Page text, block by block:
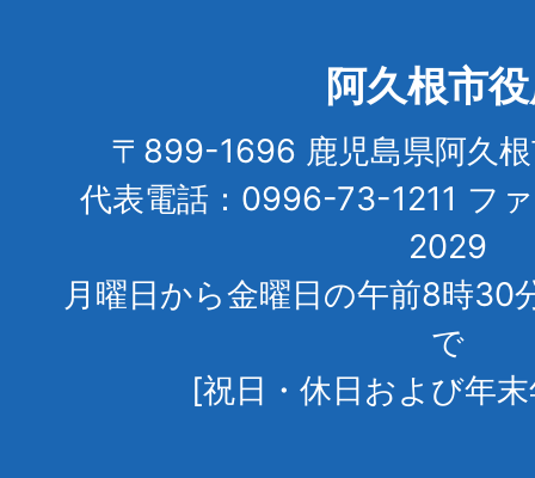
阿久根市
〒899-1696 鹿児島県阿久
代表電話：0996-73-1211 フ
2029
月曜日から金曜日の午前8時30
で
[祝日・休日および年